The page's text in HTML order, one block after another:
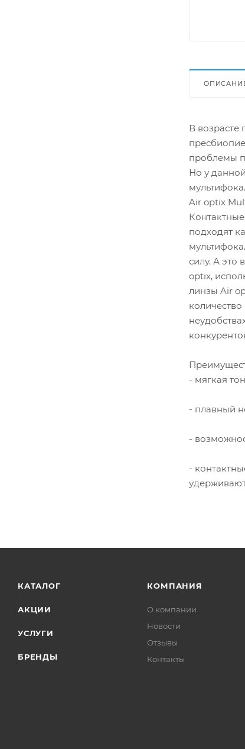
В возрасте
проблемы
Но у
Air optix
подходят
силу. А это
optix,
линзы Air
- мягкая
- плавный
-
-
КАТАЛОГ
АКЦИИ
УСЛУГИ
БРЕНДЫ
КОМПАНИЯ
О компании
Новости
Отзывы
Контакты